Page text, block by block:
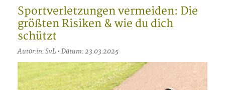
GESUNDHEIT
ERNÄHRUNG
BEAUTY UND PFLEGE
SPORT UND FITNESS
Sportverletzungen vermeiden: Die
größten Risiken & wie du dich
schützt
Autor:in: SvL • Datum: 23.03.2025